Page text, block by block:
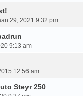
29, 2021 9:32 pm
9:13 am
12:56 am
Steyr 250